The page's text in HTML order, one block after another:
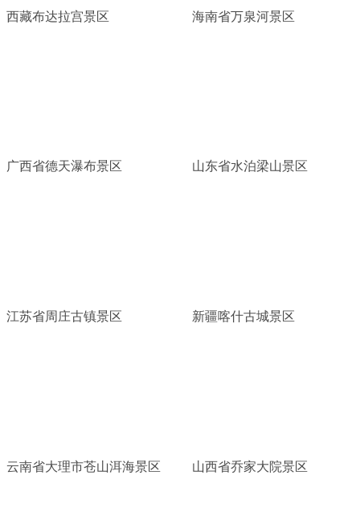
西藏布达拉宫景区 海南省万泉河景区
广西省德天瀑布景区 山东省水泊梁山景区
江苏省周庄古镇景区 新疆喀什古城景区
云南省大理市苍山洱海景区 山西省乔家大院景区